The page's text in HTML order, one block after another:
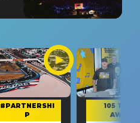
#PARTNERSHI
P
105 TAKE
AWAY